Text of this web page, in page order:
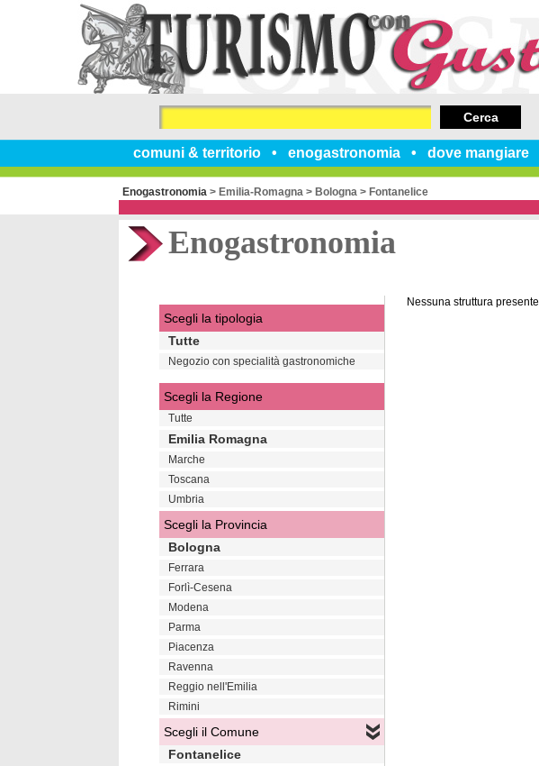
comuni & territorio enogastronomia dove mangiare
Cerca
Enogastronomia > Emilia-Romagna > Bologna > Fontanelice
Enogastronomia
Nessuna struttura presente
Scegli la tipologia
Tutte
Negozio con specialità gastronomiche
Scegli la Regione
Tutte
Emilia Romagna
Marche
Toscana
Umbria
Scegli la Provincia
Bologna
Ferrara
Forlì-Cesena
Modena
Parma
Piacenza
Ravenna
Reggio nell'Emilia
Rimini
Scegli il Comune
Fontanelice